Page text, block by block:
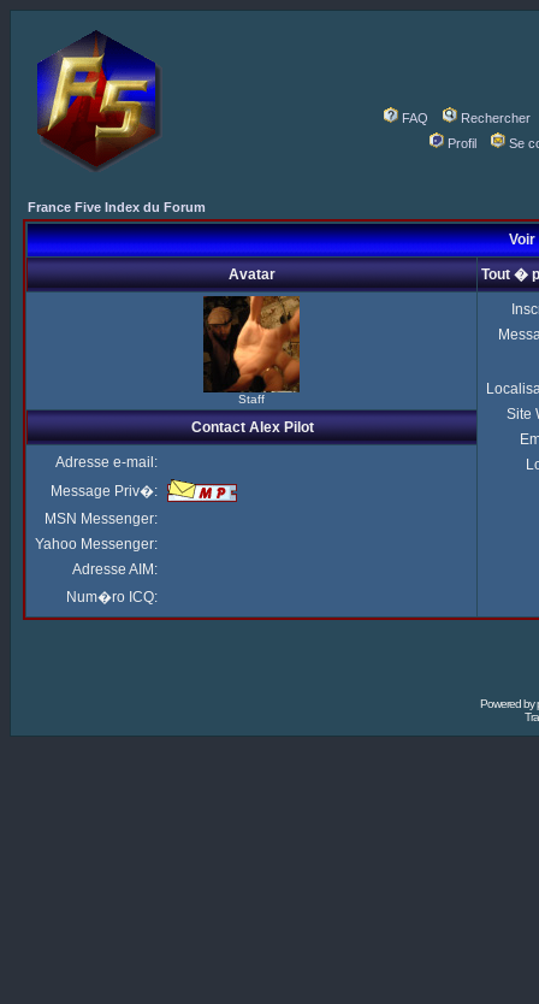
FAQ
Rechercher
Profil
Se
France Five Index du Forum
Voir
Avatar Tout �
Staff
Site
Contact Alex Pilot
Adresse e-mail:
Message Priv�:
MSN Messenger:
Yahoo Messenger:
Adresse AIM:
Num�ro ICQ:
Powered by